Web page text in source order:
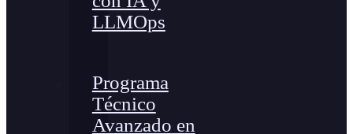
LLMOps
Programa
Técnico
Avanzado en